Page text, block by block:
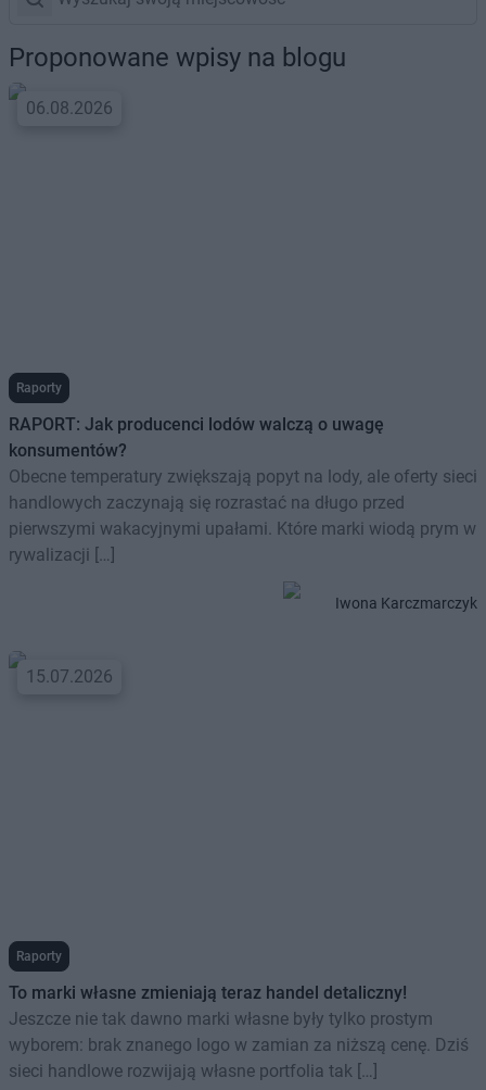
Proponowane wpisy na blogu
06.08.2026
Raporty
RAPORT: Jak producenci lodów walczą o uwagę
konsumentów?
Obecne temperatury zwiększają popyt na lody, ale oferty sieci
handlowych zaczynają się rozrastać na długo przed
pierwszymi wakacyjnymi upałami. Które marki wiodą prym w
rywalizacji […]
Iwona Karczmarczyk
15.07.2026
Raporty
To marki własne zmieniają teraz handel detaliczny!
Jeszcze nie tak dawno marki własne były tylko prostym
wyborem: brak znanego logo w zamian za niższą cenę. Dziś
sieci handlowe rozwijają własne portfolia tak […]